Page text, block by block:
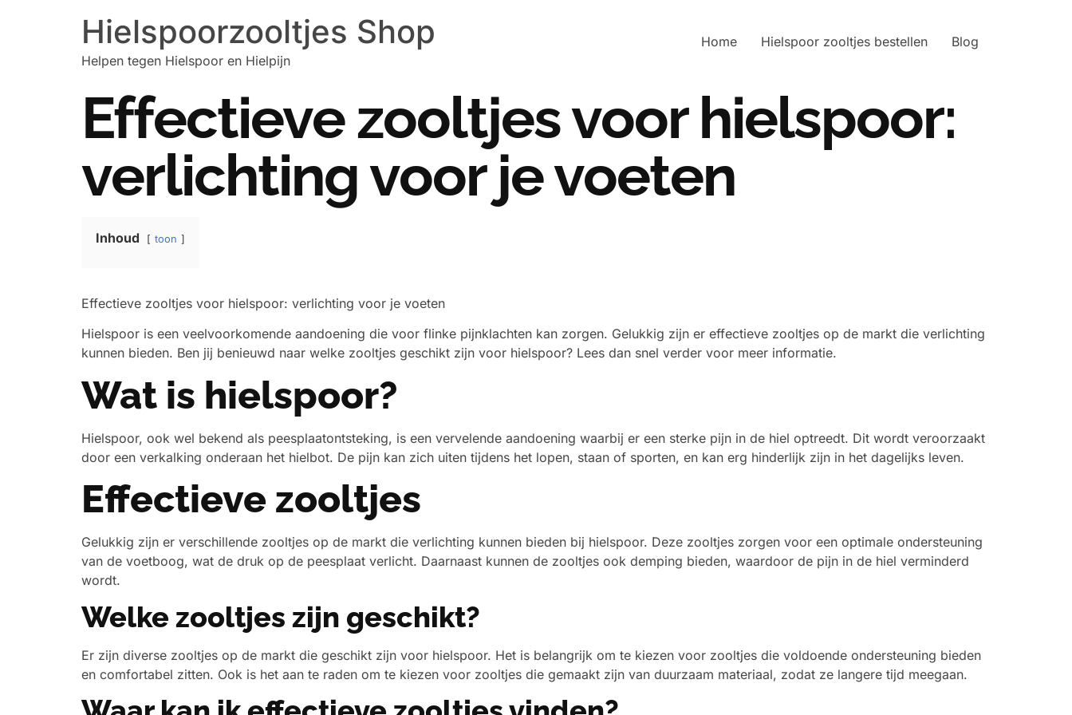
Hielspoorzooltjes Shop
Helpen tegen Hielspoor en Hielpijn
Home Hielspoor zooltjes bestellen Blog
Effectieve zooltjes voor hielspoor:
verlichting voor je voeten
Inhoud toon
Effectieve zooltjes voor hielspoor: verlichting voor je voeten
Hielspoor is een veelvoorkomende aandoening die voor flinke pijnklachten kan zorgen. Gelukkig zijn er effectieve zooltjes op de markt die verlichting
kunnen bieden. Ben jij benieuwd naar welke zooltjes geschikt zijn voor hielspoor? Lees dan snel verder voor meer informatie.
Wat is hielspoor?
Hielspoor, ook wel bekend als peesplaatontsteking, is een vervelende aandoening waarbij er een sterke pijn in de hiel optreedt. Dit wordt veroorzaakt
door een verkalking onderaan het hielbot. De pijn kan zich uiten tijdens het lopen, staan of sporten, en kan erg hinderlijk zijn in het dagelijks leven.
Effectieve zooltjes
Gelukkig zijn er verschillende zooltjes op de markt die verlichting kunnen bieden bij hielspoor. Deze zooltjes zorgen voor een optimale ondersteuning
van de voetboog, wat de druk op de peesplaat verlicht. Daarnaast kunnen de zooltjes ook demping bieden, waardoor de pijn in de hiel verminderd
wordt.
Welke zooltjes zijn geschikt?
Er zijn diverse zooltjes op de markt die geschikt zijn voor hielspoor. Het is belangrijk om te kiezen voor zooltjes die voldoende ondersteuning bieden
en comfortabel zitten. Ook is het aan te raden om te kiezen voor zooltjes die gemaakt zijn van duurzaam materiaal, zodat ze langere tijd meegaan.